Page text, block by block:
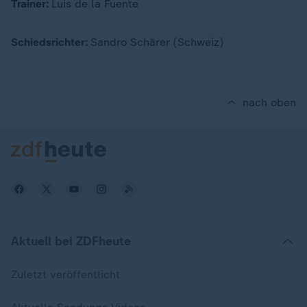
Trainer: Luis de la Fuente
Schiedsrichter: Sandro Schärer (Schweiz)
nach oben